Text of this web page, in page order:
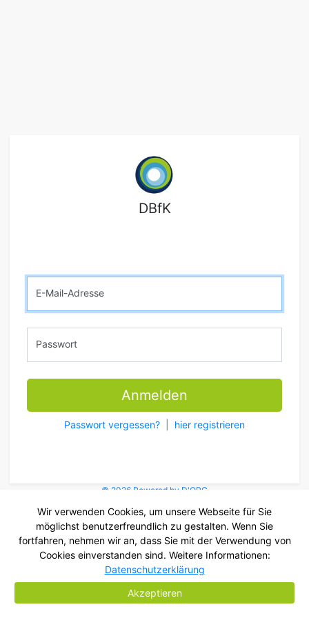
DBfK
E-Mail-Adresse
Passwort
Anmelden
Passwort vergessen? hier registrieren
© 2026 Powered by D'ORG
Wir verwenden Cookies, um unsere Webseite für Sie
möglichst benutzerfreundlich zu gestalten. Wenn Sie
fortfahren, nehmen wir an, dass Sie mit der Verwendung von
Cookies einverstanden sind. Weitere Informationen:
Datenschutzerklärung
Akzeptieren